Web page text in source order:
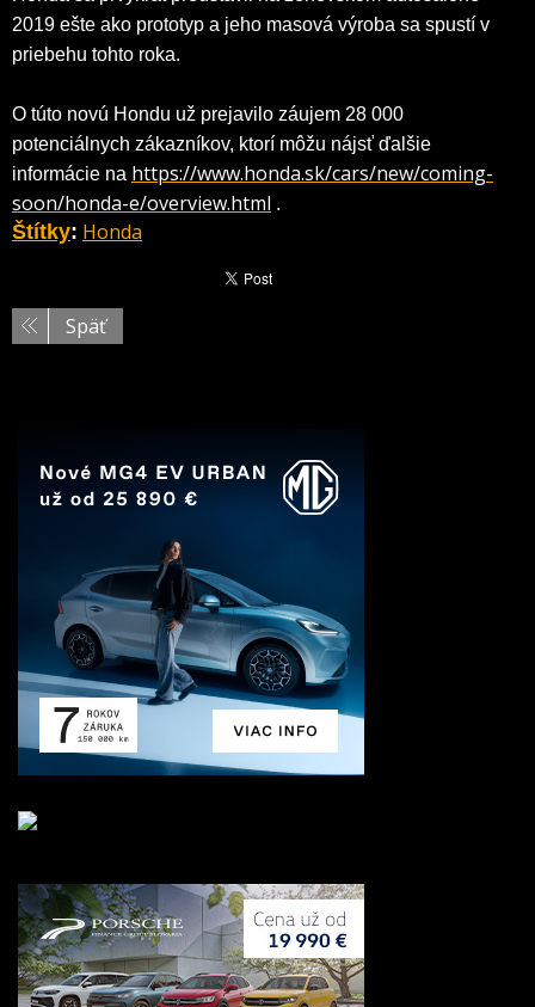
2019 ešte ako prototyp a jeho masová výroba sa spustí v
priebehu tohto roka.
O túto novú Hondu už prejavilo záujem 28 000
potenciálnych zákazníkov, ktorí môžu nájsť ďalšie
informácie na https://www.honda.sk/cars/new/coming-
soon/honda-e/overview.html .
Štítky: Honda
Späť